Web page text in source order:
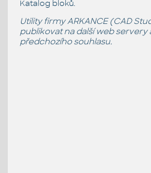
Katalog bloků.
Utility firmy ARKANCE (CAD
publikovat na další web servery
předchozího souhlasu.